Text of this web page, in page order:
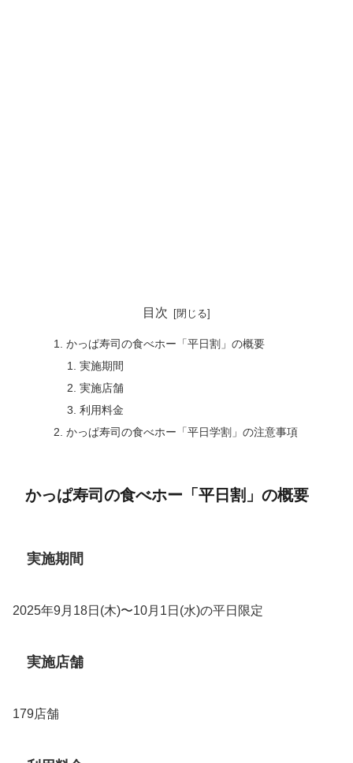
目次
かっぱ寿司の食べホー「平日割」の概要
実施期間
実施店舗
利用料金
かっぱ寿司の食べホー「平日学割」の注意事項
かっぱ寿司の食べホー「平日割」の概要
実施期間
2025年9月18日(木)〜10月1日(水)の平日限定
実施店舗
179店舗